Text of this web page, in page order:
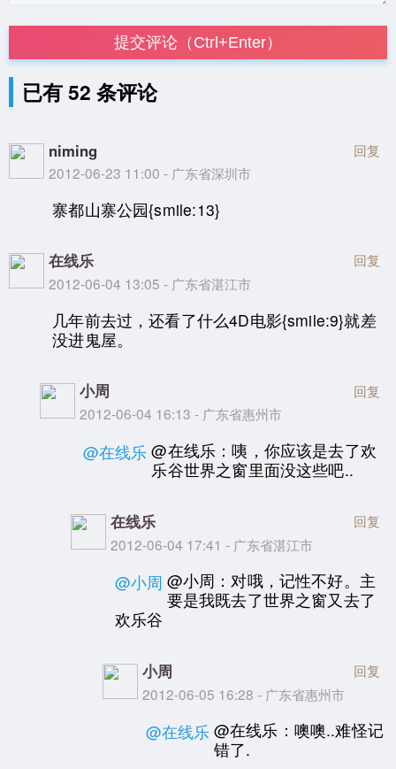
提交评论（Ctrl+Enter）
已有 52 条评论
niming
2012-06-23 11:00 - 广东省深圳市
回复
寨都山寨公园{smile:13}
在线乐
2012-06-04 13:05 - 广东省湛江市
回复
几年前去过，还看了什么4D电影{smile:9}就差
没进鬼屋。
小周
2012-06-04 16:13 - 广东省惠州市
回复
@在线乐 @在线乐：咦，你应该是去了欢
乐谷世界之窗里面没这些吧..
在线乐
2012-06-04 17:41 - 广东省湛江市
回复
@小周 @小周：对哦，记性不好。主
要是我既去了世界之窗又去了
欢乐谷
小周
2012-06-05 16:28 - 广东省惠州市
回复
@在线乐 @在线乐：噢噢..难怪记
错了.